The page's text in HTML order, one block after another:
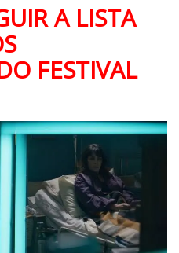
A LISTA
FESTIVAL